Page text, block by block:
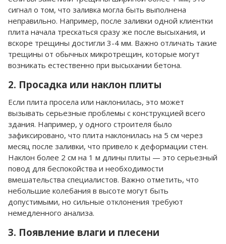
сигнал о том, что заливка могла быть выполнена
неправильно. Например, после заливки одной клиентки
плита начала трескаться сразу же после высыхания, и
вскоре трещины достигли 3-4 мм. Важно отличать такие
трещины от обычных микротрещин, которые могут
возникать естественно при высыхании бетона.
2. Просадка или наклон плиты
Если плита просела или наклонилась, это может
вызывать серьезные проблемы с конструкцией всего
здания. Например, у одного строителя было
зафиксировано, что плита наклонилась на 5 см через
месяц после заливки, что привело к деформации стен.
Наклон более 2 см на 1 м длины плиты — это серьезный
повод для беспокойства и необходимости
вмешательства специалистов. Важно отметить, что
небольшие колебания в высоте могут быть
допустимыми, но сильные отклонения требуют
немедленного анализа.
3. Появление влаги и плесени